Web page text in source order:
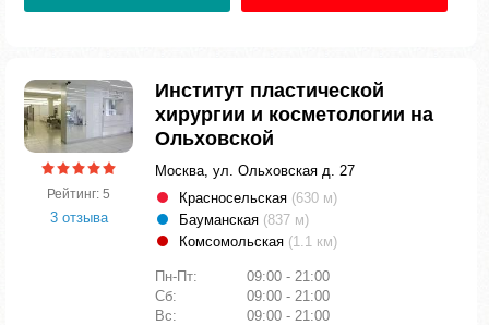
Рейтинг: 5
3 отзыва
Институт пластической
хирургии и косметологии на
Ольховской
Москва, ул. Ольховская д. 27
Красносельская (630 м)
Бауманская (837 м)
Комсомольская (1.1 км)
Пн-Пт:
09:00 - 21:00
Сб:
09:00 - 21:00
Вс:
09:00 - 21:00